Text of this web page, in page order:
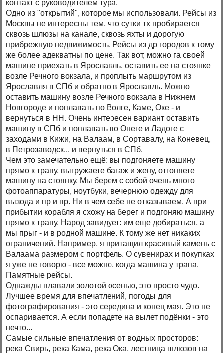
контакт с руководителем тура.
Одно из "открытий", которое мы использовали. Рейсы из
Москвы не интересны тем, что сутки тх пробирается
сквозь шлюзы на канале, сквозь яхты и дорогую
прибрежную недвижимость. Рейсы из др городов к тому
же более адекватны по цене. Так вот, можно га своей
машине приехать в Ярославль, оставить ее на стоянке
возле Речного вокзала, и проплыть маршрутом из
Ярославля в СПб и обратно в Ярославль. Можно
оставить машину возле Речного вокзала в Нижнем
Новгороде и поплавать по Волге, Каме, Оке - и
вернуться в НН. Очень интересен вариант оставить
машину в СПб и поплавать по Онеге и Ладоге с
заходами в Кижи, на Валаам, в Сортавалу, на Коневец,
в Петрозаводск... и вернуться в СПб.
Чем это замечательно ещё: вы подгоняете машину
прямо к трапу, выгружаете багаж и жену, отгоняете
машину на стоянку. Мы берем с собой очень много
фотоаппаратуры, ноутбуки, вечернюю одежду для
вызода и пр и пр. Ни в чем себе не отказываем. А при
прибытии корабля я схожу на берег и подгоняю машину
прямо к трапу. Народ завидует: им еще добираться, а
мы прыг - и в родной машине. К тому же нет никаких
ограничений. Например, я притащил красивый камень с
Валаама размером с портфель. О сувенирах и покупках
я уже не говорю - все можно, когда машина у трапа.
Памятные рейсы.
Однажды плавали золотой осенью, это просто чудо.
Лучшее время для впечатлений, погоды для
фотографирования - это середина и конец мая. Это не
оспаривается. А если попадете на вылет подёнки - это
нечто...
Самые сильные впечатления от водных просторов:
река Свирь, река Кама, река Ока, лестница шлюзов на